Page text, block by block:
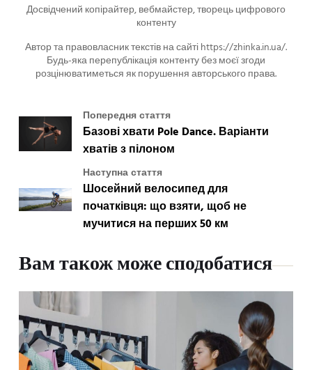
Досвідчений копірайтер, вебмайстер, творець цифрового
контенту
Автор та правовласник текстів на сайті https://zhinka.in.ua/.
Будь-яка перепублікація контенту без моєї згоди
розцінюватиметься як порушення авторського права.
Попередня стаття
Базові хвати Pole Dance. Варіанти
хватів з пілоном
Наступна стаття
Шосейний велосипед для
початківця: що взяти, щоб не
мучитися на перших 50 км
Вам також може сподобатися